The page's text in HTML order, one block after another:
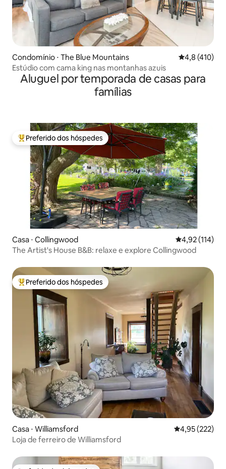
Condomínio ⋅ The Blue Mountains 4,8 de uma
4,8 (410)
Estúdio com cama king nas montanhas azuis
Aluguel por temporada de casas para
famílias
Entre os melhores preferidos dos hóspedes
Preferido dos hóspedes
Casa ⋅ Collingwood 4,92 de uma
4,92 (114)
The Artist's House B&B: relaxe e explore Collingwood
Entre os melhores preferidos dos hóspedes
Preferido dos hóspedes
Casa ⋅ Williamsford 4,95 de uma
4,95 (222)
Loja de ferreiro de Williamsford